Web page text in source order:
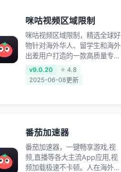
咪咕视频区域限制
咪咕视频区域限制，精选全球好
物针对海外华人、留学生和海外
出差用户打造的一款高质量专属
回国加速器,只要身处海外即可
一键加速畅享国内网络:追剧听
v9.0.20
⭐ 4.8
2025-06-08更新
番茄加速器
番茄加速器，一键畅享游戏,视
频,直播等各大主流App应用,视
频加载极速不卡顿。人在海外听